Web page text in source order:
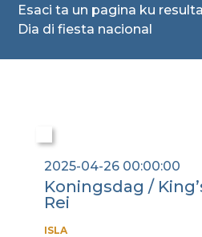
Esaci ta un pagina ku
Dia di fiesta nacional
2025-04-26 00:00:00
Koningsdag /
Rei
ISLA